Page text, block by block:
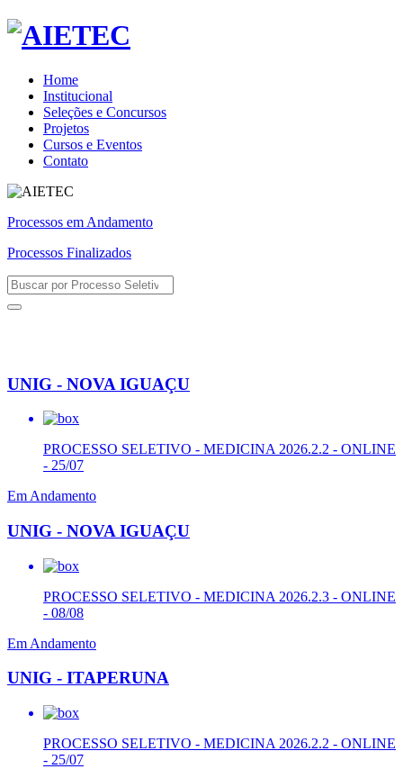
Home
Institucional
Seleções e Concursos
Projetos
Cursos e Eventos
Contato
Processos em Andamento
Processos Finalizados
UNIG - NOVA IGUAÇU
PROCESSO SELETIVO - MEDICINA 2026.2.2 - ONLINE
- 25/07
Em Andamento
UNIG - NOVA IGUAÇU
PROCESSO SELETIVO - MEDICINA 2026.2.3 - ONLINE
- 08/08
Em Andamento
UNIG - ITAPERUNA
PROCESSO SELETIVO - MEDICINA 2026.2.2 - ONLINE
- 25/07